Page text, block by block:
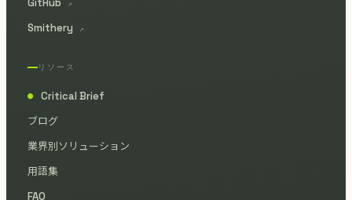
GitHub
↗
Smithery ↗
リソース
●
Critical Brief
ブログ
業界別ソリューション
用語集
FAQ